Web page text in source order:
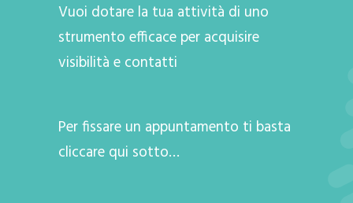
Vuoi dotare la tua attività di uno
strumento efficace per acquisire
visibilità e contatti
Per fissare un appuntamento ti basta
cliccare qui sotto…